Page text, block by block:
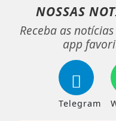
NOSSAS
Receba as
app
Telegram